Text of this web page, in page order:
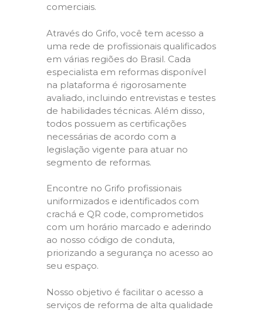
comerciais.
Através do Grifo, você tem acesso a
uma rede de profissionais qualificados
em várias regiões do Brasil. Cada
especialista em reformas disponível
na plataforma é rigorosamente
avaliado, incluindo entrevistas e testes
de habilidades técnicas. Além disso,
todos possuem as certificações
necessárias de acordo com a
legislação vigente para atuar no
segmento de reformas.
Encontre no Grifo profissionais
uniformizados e identificados com
crachá e QR code, comprometidos
com um horário marcado e aderindo
ao nosso código de conduta,
priorizando a segurança no acesso ao
seu espaço.
Nosso objetivo é facilitar o acesso a
serviços de reforma de alta qualidade